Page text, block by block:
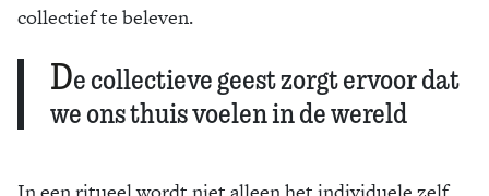
collectief te beleven.
De collectieve geest zorgt ervoor dat
we ons thuis voelen in de wereld